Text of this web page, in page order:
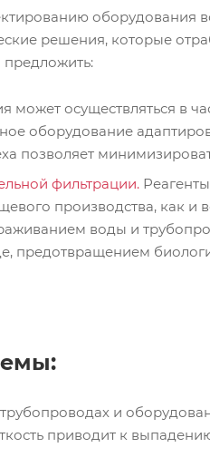
оборудования
решения, которые
осуществляться в
оборудование
позволяет
фильтрации.
производства, как и
воды и
предотвращением
и
приводит к